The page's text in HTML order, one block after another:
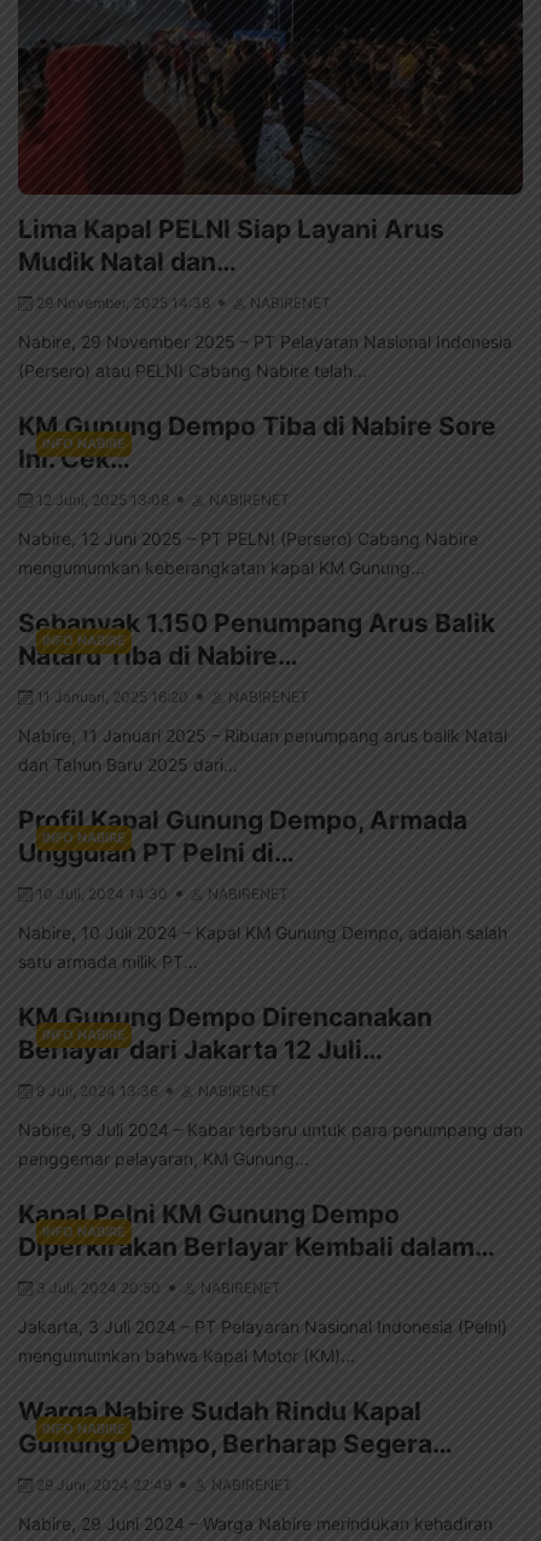
Lima Kapal PELNI Siap Layani Arus
Mudik Natal dan…
29 November, 2025 14:38 NABIRENET
Nabire, 29 November 2025 – PT Pelayaran Nasional Indonesia
(Persero) atau PELNI Cabang Nabire telah...
INFO NABIRE
KM Gunung Dempo Tiba di Nabire Sore
Ini. Cek…
12 Juni, 2025 13:08 NABIRENET
Nabire, 12 Juni 2025 – PT PELNI (Persero) Cabang Nabire
mengumumkan keberangkatan kapal KM Gunung...
INFO NABIRE
Sebanyak 1.150 Penumpang Arus Balik
Nataru Tiba di Nabire…
11 Januari, 2025 16:20 NABIRENET
Nabire, 11 Januari 2025 – Ribuan penumpang arus balik Natal
dan Tahun Baru 2025 dari...
INFO NABIRE
Profil Kapal Gunung Dempo, Armada
Unggulan PT Pelni di…
10 Juli, 2024 14:30 NABIRENET
Nabire, 10 Juli 2024 – Kapal KM Gunung Dempo, adalah salah
satu armada milik PT...
INFO NABIRE
KM Gunung Dempo Direncanakan
Berlayar dari Jakarta 12 Juli…
9 Juli, 2024 13:36 NABIRENET
Nabire, 9 Juli 2024 – Kabar terbaru untuk para penumpang dan
penggemar pelayaran, KM Gunung...
INFO NABIRE
Kapal Pelni KM Gunung Dempo
Diperkirakan Berlayar Kembali dalam…
3 Juli, 2024 20:50 NABIRENET
Jakarta, 3 Juli 2024 – PT Pelayaran Nasional Indonesia (Pelni)
mengumumkan bahwa Kapal Motor (KM)...
INFO NABIRE
Warga Nabire Sudah Rindu Kapal
Gunung Dempo, Berharap Segera…
29 Juni, 2024 22:49 NABIRENET
Nabire, 29 Juni 2024 – Warga Nabire merindukan kehadiran